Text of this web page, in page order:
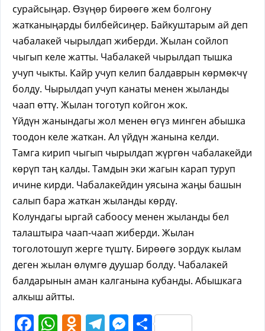
сурайсыңар. Өзүңөр бирөөгө жем болгону
жатканыңарды билбейсиңер. Байкуштарым ай деп
чабалакей чырылдап жиберди. Жылан сойлоп
чыгып келе жатты. Чабалакей чырылдап тышка
учуп чыкты. Кайр учуп келип балдаврын көрмөкчү
болду. Чырылдап учуп канаты менен жыланды
чаап өттү. Жылан тоготуп койгон жок.
Үйдүн жанындагы жол менен өгүз минген абышка
тоодон келе жаткан. Ал үйдүн жанына келди.
Тамга кирип чыгып чырылдап жүргөн чабалакейди
көрүп таң калды. Тамдын эки жагын карап туруп
ичине кирди. Чабалакейдин уясына жаңы башын
салып бара жаткан жыланды көрдү.
Колундагы ыргай сабоосу менен жыланды бел
талаштыра чаап-чаап жиберди. Жылан
тоголотошуп жерге түштү. Бирөөгө зордук кылам
деген жылан өлүмгө дуушар болду. Чабалакей
балдарынын аман калганына кубанды. Абышкага
алкыш айтты.
Facebook
WhatsApp
Odnoklassniki
Telegram
Messenger
Share